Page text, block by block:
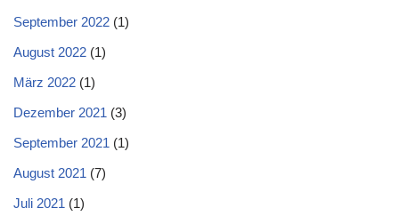
September 2022 (1)
August 2022 (1)
März 2022 (1)
Dezember 2021 (3)
September 2021 (1)
August 2021 (7)
Juli 2021 (1)